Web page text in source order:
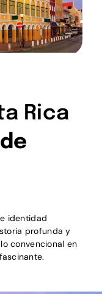
Rica
identidad
profunda y
convencional en